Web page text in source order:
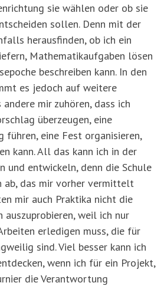
sie wählen oder ob sie
sollen. Denn mit der
herausfinden, ob ich ein
Mathematikaufgaben lösen
beschreiben kann. In den
es jedoch auf weitere
mir zuhören, dass ich
überzeugen, eine
führen, eine Fest organisieren,
kann. All das kann ich in der
und entwickeln, denn die Schule
ab, das mir vorher vermittelt
mir auch Praktika nicht die
auszuprobieren, weil ich nur
erledigen muss, die für
sind. Viel besser kann ich
wenn ich für ein Projekt,
die Verantwortung